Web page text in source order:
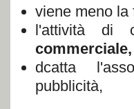
viene meno la
l'attività di
commerciale,
dcatta
pubblicità,